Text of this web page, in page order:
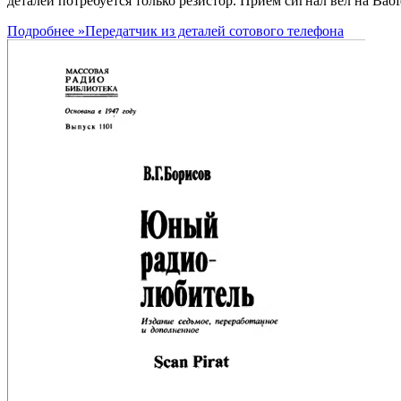
Подробнее »Передатчик из деталей сотового телефона